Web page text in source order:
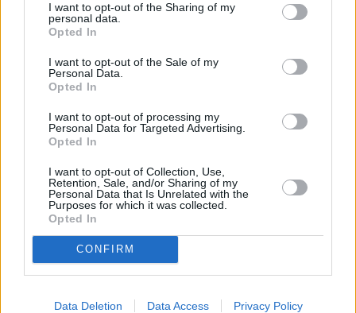
I want to opt-out of the Sharing of my
personal data.
Opted In
I want to opt-out of the Sale of my
Personal Data.
Opted In
I want to opt-out of processing my
Personal Data for Targeted Advertising.
Opted In
I want to opt-out of Collection, Use,
Retention, Sale, and/or Sharing of my
Personal Data that Is Unrelated with the
Purposes for which it was collected.
Opted In
CONFIRM
Data Deletion Data Access Privacy Policy
Διακοπές ρεύματος: Συνασπισμό των
επιχειρήσεων προτείνει το Επιμελητήριο